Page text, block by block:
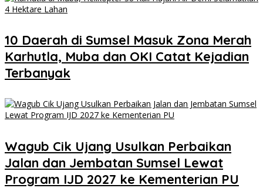
10 Daerah di Sumsel Masuk Zona Merah
Karhutla, Muba dan OKI Catat Kejadian
Terbanyak
Wagub Cik Ujang Usulkan Perbaikan
Jalan dan Jembatan Sumsel Lewat
Program IJD 2027 ke Kementerian PU